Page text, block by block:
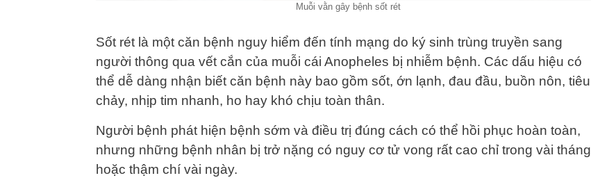
Muỗi vằn gây bệnh sốt rét
Sốt rét là một căn bệnh nguy hiểm đến tính mạng do ký sinh trùng truyền sang
người thông qua vết cắn của muỗi cái Anopheles bị nhiễm bệnh. Các dấu hiệu có
thể dễ dàng nhận biết căn bệnh này bao gồm sốt, ớn lạnh, đau đầu, buồn nôn, tiêu
chảy, nhịp tim nhanh, ho hay khó chịu toàn thân.
Người bệnh phát hiện bệnh sớm và điều trị đúng cách có thể hồi phục hoàn toàn,
nhưng những bệnh nhân bị trở nặng có nguy cơ tử vong rất cao chỉ trong vài tháng
hoặc thậm chí vài ngày.